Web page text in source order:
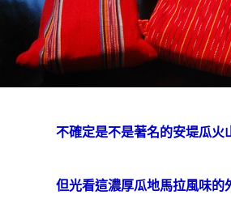
不確定是不是著名的安堤瓜火
但光看這濃厚瓜地馬拉風味的